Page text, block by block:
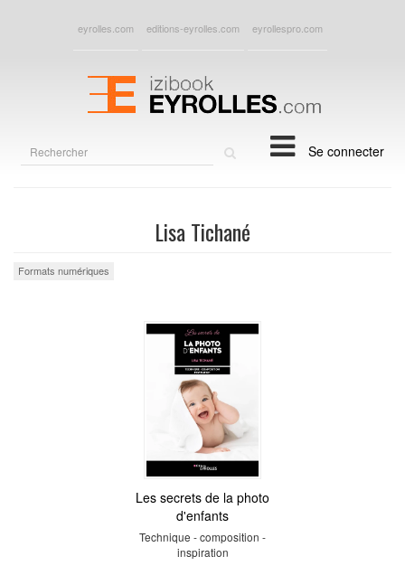
eyrolles.com editions-eyrolles.com eyrollespro.com
Se connecter
Lisa Tichané
Formats numériques
Les secrets de la photo
d'enfants
Technique - composition -
inspiration